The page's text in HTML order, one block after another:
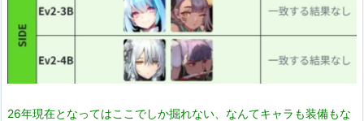
26年現在となってはここでしか掘れない、なんてキャラも装備もな